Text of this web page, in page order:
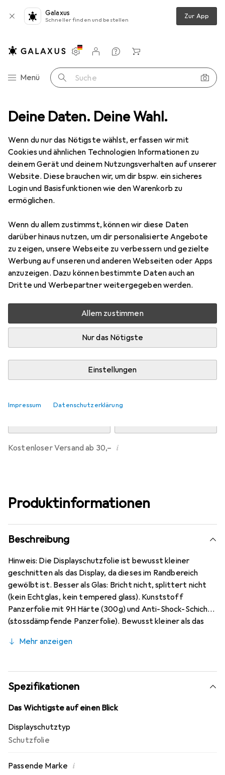
Deine Daten. Deine Wahl.
Wenn du nur das Nötigste wählst, erfassen wir mit
Cookies und ähnlichen Technologien Informationen zu
deinem Gerät und deinem Nutzungsverhalten auf unserer
Website. Diese brauchen wir, um dir bspw. ein sicheres
Login und Basisfunktionen wie den Warenkorb zu
ermöglichen.
Wenn du allem zustimmst, können wir diese Daten
darüber hinaus nutzen, um dir personalisierte Angebote
zu zeigen, unsere Webseite zu verbessern und gezielte
Werbung auf unseren und anderen Webseiten oder Apps
anzuzeigen. Dazu können bestimmte Daten auch an
Dritte und Werbepartner weitergegeben werden.
Allem zustimmen
Nur das Nötigste
Einstellungen
Impressum Datenschutzerklärung
Galaxus
Schneller finden und bestellen Zur App
Navigation nach Kategorien
Menü Suche
Einstellungen
Kundenkonto
Vergleichslisten
Merklisten
Warenkorb
Smartphone Schutzfolie Dipos Displayschutz Anti-Shock
8 Bilder
DiposDisplayschutz Anti-Shock
Preis in EUR inkl. MwSt.
EUR
8,89
1
Bewertungen Marke
Mehr von Dipos
übermorgen geliefert
Mehr als 10 Stück an Lager beim Drittanbieter
Lieferort angeben für genaue Lieferzeit
Kostenloser Versand ab 30,– i
Produktinformationen
Beschreibung
Hinweis: Die Displayschutzfolie ist bewusst kleiner
geschnitten als das Display, da dieses im Randbereich
gewölbt ist. Besser als Glas: Bricht nicht, splittert nicht
(kein Echtglas, kein tempered glass). Kunststoff
Panzerfolie mit 9H Härte (300g) und Anti-Shock-Schicht
(stossdämpfende Panzerfolie). Bewusst kleiner als das
blasenfrei und jederzeit rückstandsfrei zu entfernen
mm dünn, oleophobische Anti-Fingerprint Beschichtung.
10 Jahre Herstellergarantie - Markenprodukt made in
Germany.
Mehr anzeigen
Spezifikationen
Das Wichtigste auf einen Blick
Displayschutztyp
Schutzfolie
Passende Marke i